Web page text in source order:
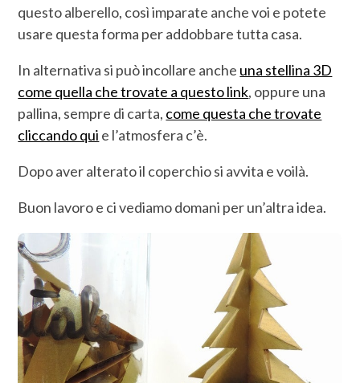
questo alberello, così imparate anche voi e potete
usare questa forma per addobbare tutta casa.
In alternativa si può incollare anche una stellina 3D
come quella che trovate a questo link, oppure una
pallina, sempre di carta, come questa che trovate
cliccando qui e l’atmosfera c’è.
Dopo aver alterato il coperchio si avvita e voilà.
Buon lavoro e ci vediamo domani per un’altra idea.